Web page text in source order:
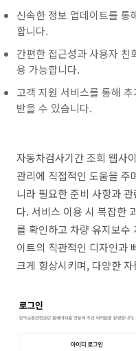
신속한 정보 업데이트를 통
합니다.
간편한 접근성과 사용자 친
용 가능합니다.
고객 지원 서비스를 통해
받을 수 있습니다.
자동차검사기간 조회 웹사
관리에 직접적인 도움을 주
니라 필요한 준비 사항과
다. 서비스 이용 시 복잡한
를 확인하고 차량 유지보수
이트의 직관적인 디자인과
크게 향상시키며, 다양한